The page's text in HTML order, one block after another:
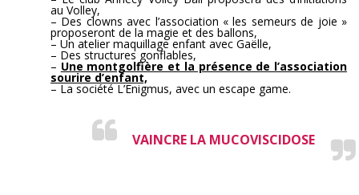
au Volley,
– Des clowns avec l’association « les semeurs de joie »
proposeront de la magie et des ballons,
– Un atelier maquillage enfant avec Gaëlle,
– Des structures gonflables,
– Une montgolfière et la présence de l’association
sourire d’enfant,
– La société L’Enigmus, avec un escape game.
VAINCRE LA MUCOVISCIDOSE